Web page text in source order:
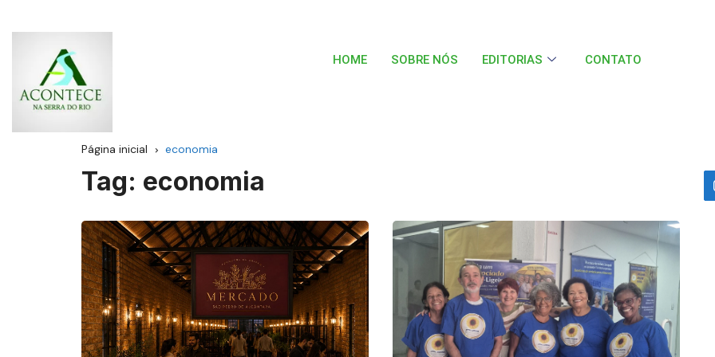
HOME SOBRE NÓS EDITORIAS CONTATO
Página inicial economia
Tag: economia